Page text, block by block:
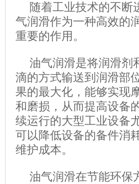
随着工业技术的不断
气润滑作为一种高效的
重要的作用。
油气润滑是将润滑剂
滴的方式输送到润滑部
果的最大化，能够实现
和磨损，从而提高设备
续运行的大型工业设备
可以降低设备的备件消
维护成本。
油气润滑在节能环保